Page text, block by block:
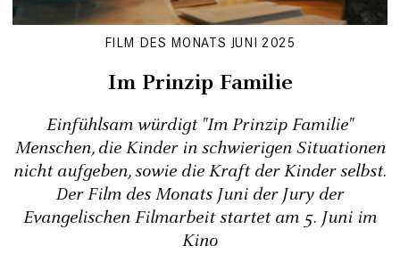
FILM DES MONATS JUNI 2025
Im Prinzip Familie
Einfühlsam würdigt "Im Prinzip Familie"
Menschen, die Kinder in schwierigen Situationen
nicht aufgeben, sowie die Kraft der Kinder selbst.
Der Film des Monats Juni der Jury der
Evangelischen Filmarbeit startet am 5. Juni im
Kino